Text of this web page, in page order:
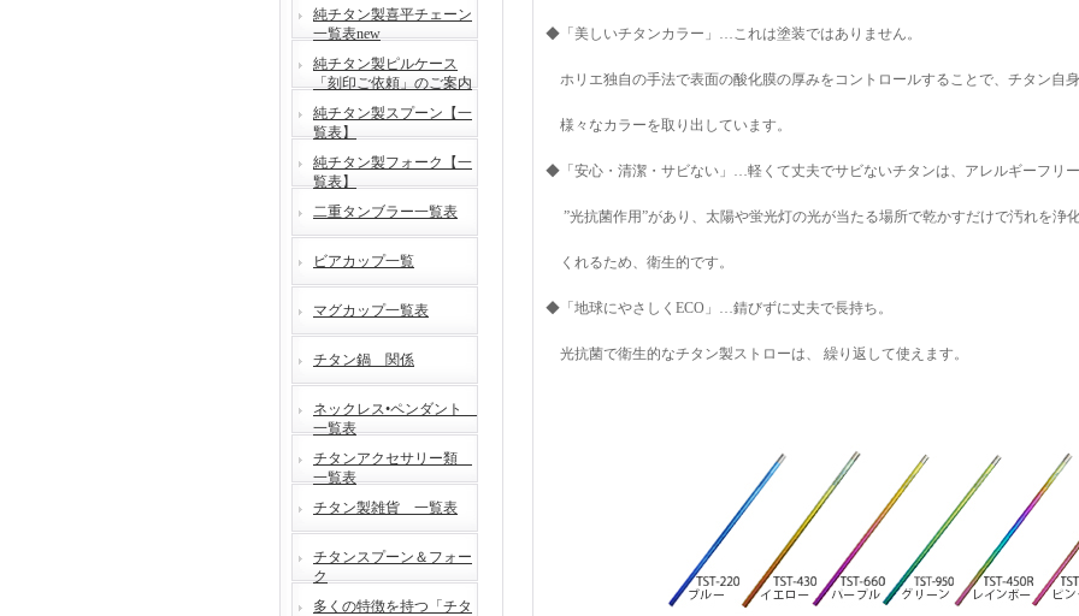
純チタン製喜平チェーン
一覧表new
純チタン製ピルケース
「刻印ご依頼」のご案内
純チタン製スプーン【一
覧表】
純チタン製フォーク【一
覧表】
二重タンブラー一覧表
ビアカップ一覧
マグカップ一覧表
チタン鍋 関係
ネックレス•ペンダント
一覧表
チタンアクセサリー類
一覧表
チタン製雑貨 一覧表
チタンスプーン＆フォー
ク
多くの特徴を持つ「チタ
◆「美しいチタンカラー」…これは塗装ではありません。
ホリエ独自の手法で表面の酸化膜の厚みをコントロールすることで、チタン自
様々なカラーを取り出しています。
◆「安心・清潔・サビない」…軽くて丈夫でサビないチタンは、アレルギーフリ
”光抗菌作用”があり、太陽や蛍光灯の光が当たる場所で乾かすだけで汚れを浄
くれるため、衛生的です。
◆「地球にやさしくECO」…錆びずに丈夫で長持ち。
光抗菌で衛生的なチタン製ストローは、 繰り返して使えます。